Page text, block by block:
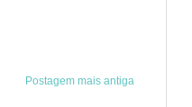
Postagem mais antiga